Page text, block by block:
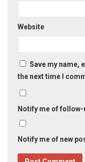
Website
Save my name,
the next time I
Notify me of
Notify me of new